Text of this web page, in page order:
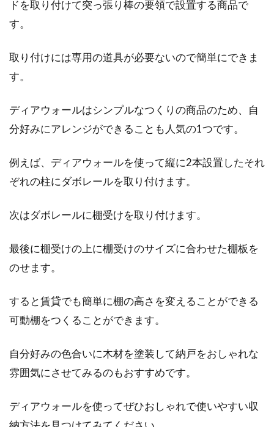
ドを取り付けて突っ張り棒の要領で設置する商品で
す。
取り付けには専用の道具が必要ないので簡単にできま
す。
ディアウォールはシンプルなつくりの商品のため、自
分好みにアレンジができることも人気の1つです。
例えば、ディアウォールを使って縦に2本設置したそれ
ぞれの柱にダボレールを取り付けます。
次はダボレールに棚受けを取り付けます。
最後に棚受けの上に棚受けのサイズに合わせた棚板を
のせます。
すると賃貸でも簡単に棚の高さを変えることができる
可動棚をつくることができます。
自分好みの色合いに木材を塗装して納戸をおしゃれな
雰囲気にさせてみるのもおすすめです。
ディアウォールを使ってぜひおしゃれで使いやすい収